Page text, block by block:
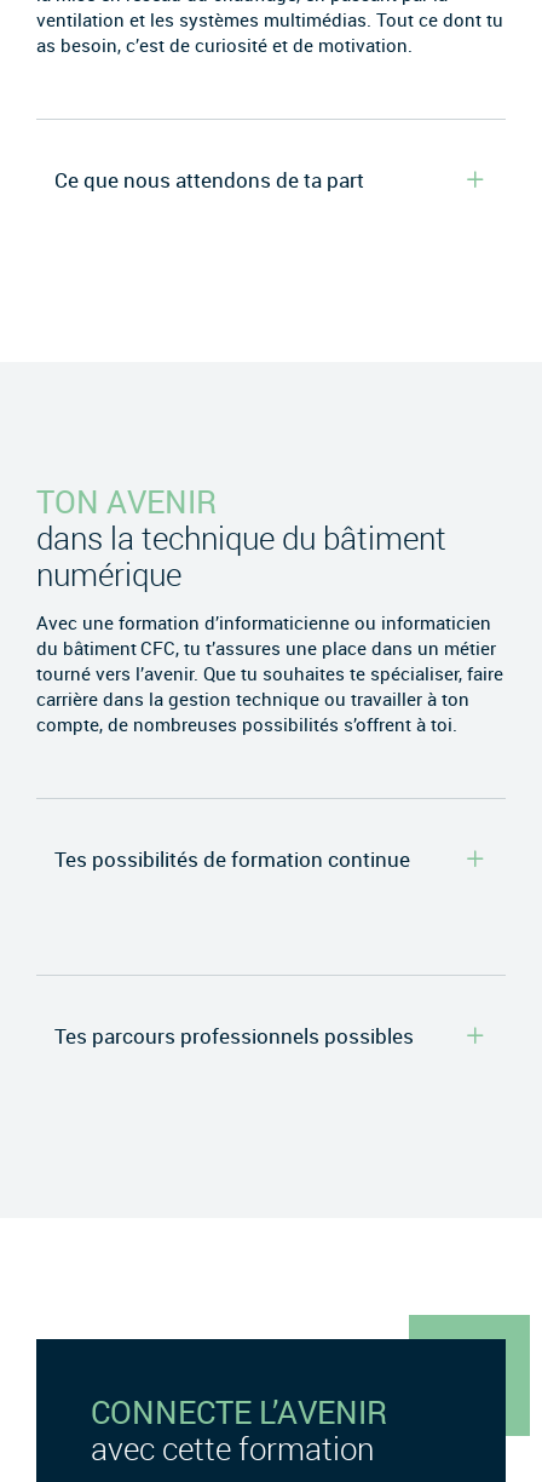
ventilation et les systèmes multimédias. Tout ce dont tu
as besoin, c’est de curiosité et de motivation.
Ce que nous attendons de ta part
TON AVENIR
dans la technique du bâtiment
numérique
Avec une formation d’informaticienne ou informaticien
du bâtiment CFC, tu t’assures une place dans un métier
tourné vers l’avenir. Que tu souhaites te spécialiser, faire
carrière dans la gestion technique ou travailler à ton
compte, de nombreuses possibilités s’offrent à toi.
Tes possibilités de formation continue
Tes parcours professionnels possibles
CONNECTE L’AVENIR
avec cette formation